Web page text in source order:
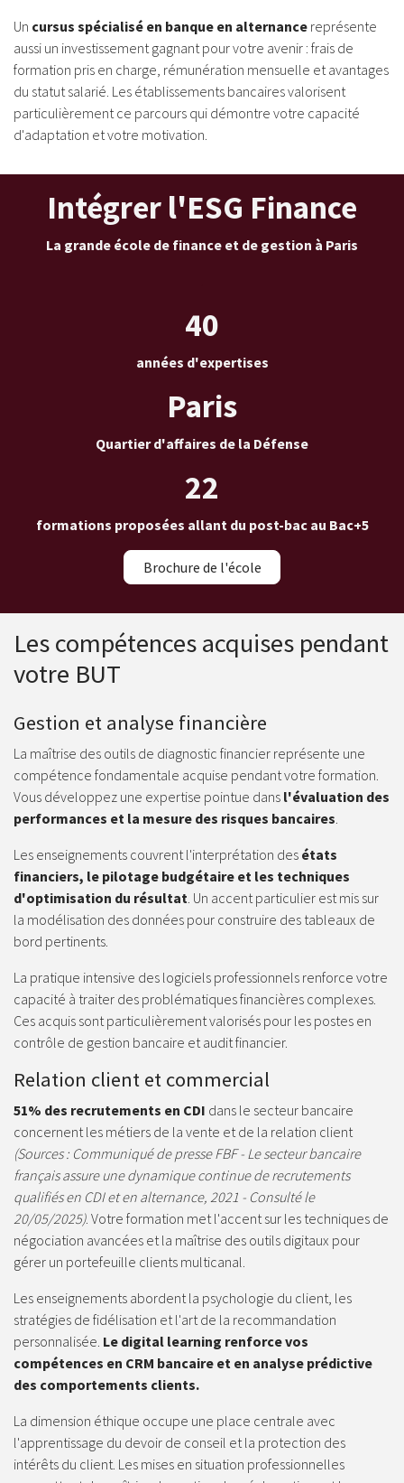
Un cursus spécialisé en banque en alternance représente
aussi un investissement gagnant pour votre avenir : frais de
formation pris en charge, rémunération mensuelle et avantages
du statut salarié. Les établissements bancaires valorisent
particulièrement ce parcours qui démontre votre capacité
d'adaptation et votre motivation.
Intégrer l'ESG Finance
La grande école de finance et de gestion à Paris
40
années d'expertises
Paris
Quartier d'affaires de la Défense
22
formations proposées allant du post-bac au Bac+5
Brochure de l'école
Les compétences acquises pendant
votre BUT
Gestion et analyse financière
La maîtrise des outils de diagnostic financier représente une
compétence fondamentale acquise pendant votre formation.
Vous développez une expertise pointue dans l'évaluation des
performances et la mesure des risques bancaires.
Les enseignements couvrent l'interprétation des états
financiers, le pilotage budgétaire et les techniques
d'optimisation du résultat. Un accent particulier est mis sur
la modélisation des données pour construire des tableaux de
bord pertinents.
La pratique intensive des logiciels professionnels renforce votre
capacité à traiter des problématiques financières complexes.
Ces acquis sont particulièrement valorisés pour les postes en
contrôle de gestion bancaire et audit financier.
Relation client et commercial
51% des recrutements en CDI dans le secteur bancaire
concernent les métiers de la vente et de la relation client
(Sources : Communiqué de presse FBF - Le secteur bancaire
français assure une dynamique continue de recrutements
qualifiés en CDI et en alternance, 2021 - Consulté le
20/05/2025). Votre formation met l'accent sur les techniques de
négociation avancées et la maîtrise des outils digitaux pour
gérer un portefeuille clients multicanal.
Les enseignements abordent la psychologie du client, les
stratégies de fidélisation et l'art de la recommandation
personnalisée. Le digital learning renforce vos
compétences en CRM bancaire et en analyse prédictive
des comportements clients.
La dimension éthique occupe une place centrale avec
l'apprentissage du devoir de conseil et la protection des
intérêts du client. Les mises en situation professionnelles